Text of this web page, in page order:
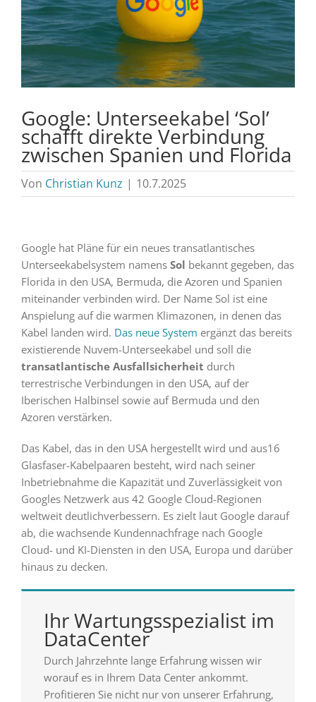
Google: Unterseekabel ‘Sol’
schafft direkte Verbindung
zwischen Spanien und Florida
Von Christian Kunz | 10.7.2025
Google hat Pläne für ein neues transatlantisches
Unterseekabelsystem namens Sol bekannt gegeben, das
Florida in den USA, Bermuda, die Azoren und Spanien
miteinander verbinden wird. Der Name Sol ist eine
Anspielung auf die warmen Klimazonen, in denen das
Kabel landen wird. Das neue System ergänzt das bereits
existierende Nuvem-Unterseekabel und soll die
transatlantische Ausfallsicherheit durch
terrestrische Verbindungen in den USA, auf der
Iberischen Halbinsel sowie auf Bermuda und den
Azoren verstärken.
Das Kabel, das in den USA hergestellt wird und aus16
Glasfaser-Kabelpaaren besteht, wird nach seiner
Inbetriebnahme die Kapazität und Zuverlässigkeit von
Googles Netzwerk aus 42 Google Cloud-Regionen
weltweit deutlichverbessern. Es zielt laut Google darauf
ab, die wachsende Kundennachfrage nach Google
Cloud- und KI-Diensten in den USA, Europa und darüber
hinaus zu decken.
Ihr Wartungsspezialist im
DataCenter
Durch Jahrzehnte lange Erfahrung wissen wir
worauf es in Ihrem Data Center ankommt.
Profitieren Sie nicht nur von unserer Erfahrung,